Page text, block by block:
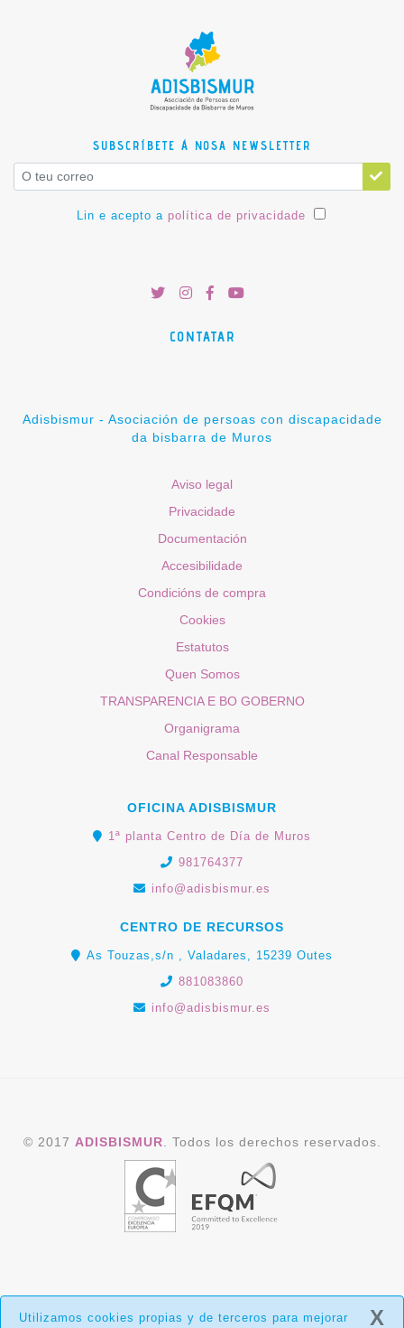
SUBSCRÍBETE Á NOSA NEWSLETTER
Lin e acepto a política de privacidade
CONTATAR
Adisbismur - Asociación de persoas con discapacidade
da bisbarra de Muros
Aviso legal
Privacidade
Documentación
Accesibilidade
Condicións de compra
Cookies
Estatutos
Quen Somos
TRANSPARENCIA E BO GOBERNO
Organigrama
Canal Responsable
OFICINA ADISBISMUR
1ª planta Centro de Día de Muros
981764377
info@adisbismur.es
CENTRO DE RECURSOS
As Touzas,s/n , Valadares, 15239 Outes
881083860
info@adisbismur.es
© 2017 ADISBISMUR. Todos los derechos reservados.
X
Utilizamos cookies propias y de terceros para mejorar